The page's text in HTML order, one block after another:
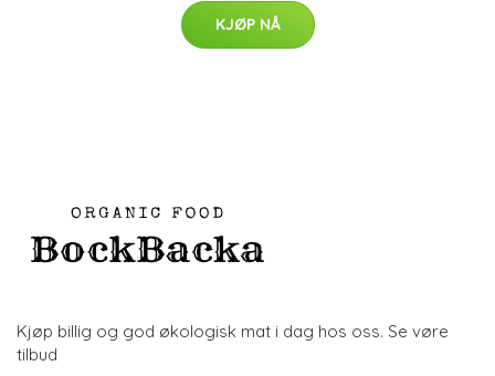
KJØP NÅ
Kjøp billig og god økologisk mat i dag hos oss. Se vøre
tilbud